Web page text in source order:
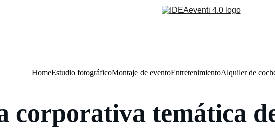
HomeEstudio fotográficoMontaje de eventoEntretenimientoAlquiler de
corporativa temática